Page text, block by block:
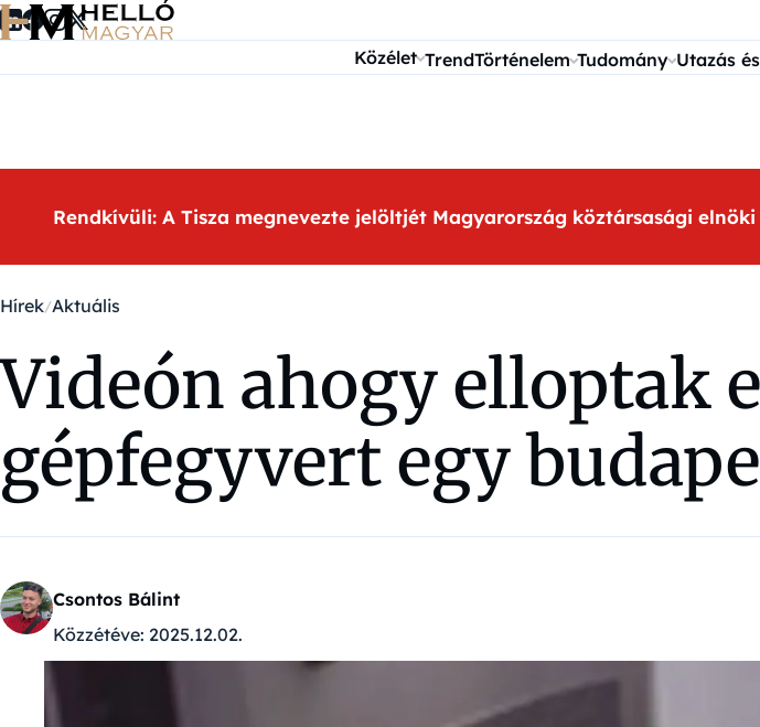
Ugrás a tartalomra
Közélet TrendTörténelem Tudomány Utazás
Rendkívüli: A Tisza megnevezte jelöltjét Magyarország köztársasági
Hírek Aktuális
Videón ahogy elloptak
gépfegyvert egy
Csontos Bálint
Közzétéve: 2025.12.02.